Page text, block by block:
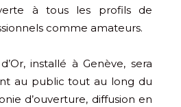
à tous les profils de
comme amateurs.
installé à Genève, sera
au public tout au long du
d’ouverture, diffusion en